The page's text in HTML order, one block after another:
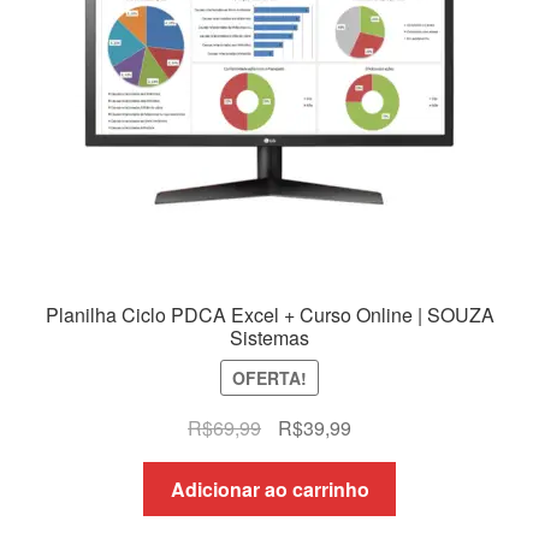
Planilha Ciclo PDCA Excel + Curso Online | SOUZA
Sistemas
OFERTA!
R$69,99
O
preço
original
era:
R$39,99O
preço
atual
é:
Adicionar ao carrinho